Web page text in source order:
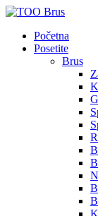
Početna
Posetite
Brus